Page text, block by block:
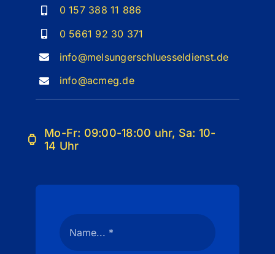
0 157 388 11 886
0 5661 92 30 371
info@melsungerschluesseldienst.de
info@acmeg.de
Mo-Fr: 09:00-18:00 uhr, Sa: 10-
14 Uhr